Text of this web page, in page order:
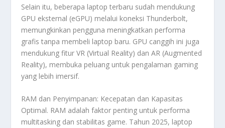
Selain itu, beberapa laptop terbaru sudah mendukung
GPU eksternal (eGPU) melalui koneksi Thunderbolt,
memungkinkan pengguna meningkatkan performa
grafis tanpa membeli laptop baru. GPU canggih ini juga
mendukung fitur VR (Virtual Reality) dan AR (Augmented
Reality), membuka peluang untuk pengalaman gaming
yang lebih imersif.
RAM dan Penyimpanan: Kecepatan dan Kapasitas
Optimal. RAM adalah faktor penting untuk performa
multitasking dan stabilitas game. Tahun 2025, laptop